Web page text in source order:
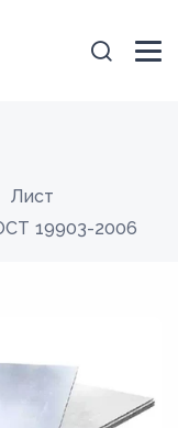
Лист
19903-2006